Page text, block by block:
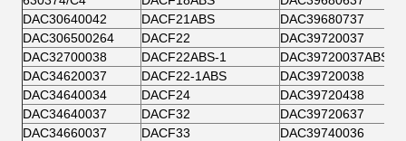
DAC30640042
DACF21ABS
DAC39680737
DAC306500264
DACF22
DAC39720037
DAC32700038
DACF22ABS-1
DAC39720037ABS
DAC34620037
DACF22-1ABS
DAC39720038
DAC34640034
DACF24
DAC39720438
DAC34640037
DACF32
DAC39720637
DAC34660037
DACF33
DAC39740036